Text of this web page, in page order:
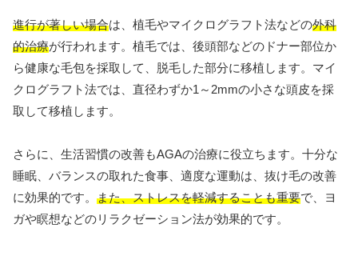
進行が著しい場合は、植毛やマイクログラフト法などの外科
的治療が行われます。植毛では、後頭部などのドナー部位か
ら健康な毛包を採取して、脱毛した部分に移植します。マイ
クログラフト法では、直径わずか1～2mmの小さな頭皮を採
取して移植します。
さらに、生活習慣の改善もAGAの治療に役立ちます。十分な
睡眠、バランスの取れた食事、適度な運動は、抜け毛の改善
に効果的です。 また、ストレスを軽減することも重要で、ヨ
ガや瞑想などのリラクゼーション法が効果的です。